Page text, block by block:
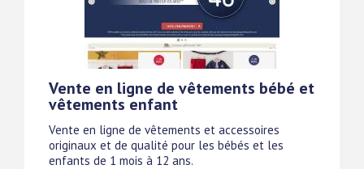
Vente en ligne de vêtements bébé et
vêtements enfant
Vente en ligne de vêtements et accessoires
originaux et de qualité pour les bébés et les
enfants de 1 mois à 12 ans.